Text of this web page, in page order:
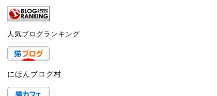
人気ブログランキング
にほんブログ村